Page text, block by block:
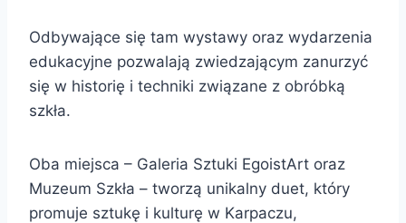
Odbywające się tam wystawy oraz wydarzenia
edukacyjne pozwalają zwiedzającym zanurzyć
się w historię i techniki związane z obróbką
szkła.
Oba miejsca – Galeria Sztuki EgoistArt oraz
Muzeum Szkła – tworzą unikalny duet, który
promuje sztukę i kulturę w Karpaczu,